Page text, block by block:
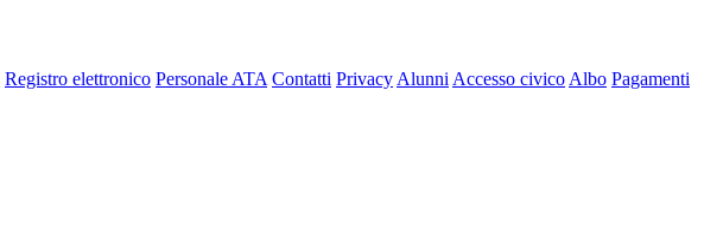
Registro elettronico Personale ATA Contatti Privacy Alunni Accesso civico Albo Pagamenti